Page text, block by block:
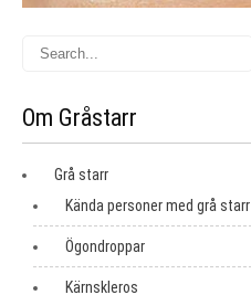
Om Gråstarr
Grå starr
Kända personer med grå starr
Ögondroppar
Kärnskleros